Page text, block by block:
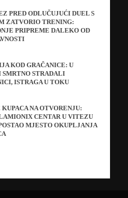
PRED ODLUČUJUĆI DUEL S
ZATVORIO TRENING:
PRIPREME DALEKO OD
KOD GRAČANICE: U
STRADALI
ISTRAGA U TOKU
NA OTVORENJU:
CENTAR U VITEZU
MJESTO OKUPLJANJA